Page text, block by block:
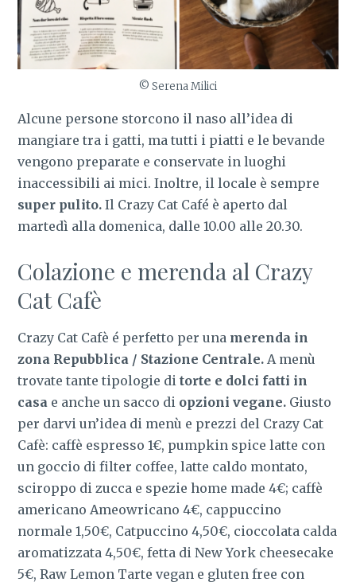
© Serena Milici
Alcune persone storcono il naso all’idea di
mangiare tra i gatti, ma tutti i piatti e le bevande
vengono preparate e conservate in luoghi
inaccessibili ai mici. Inoltre, il locale è sempre
super pulito.Il Crazy Cat Café è aperto dal
martedì alla domenica, dalle 10.00 alle 20.30.
Colazione e merenda al Crazy
Cat Cafè
Crazy Cat Cafè é perfetto per una merenda in
zona Repubblica / Stazione Centrale.A menù
trovate tante tipologie ditorte e dolci fatti in
casa e anche un sacco di opzioni vegane. Giusto
per darvi un’idea di menù e prezzi del Crazy Cat
Cafè: caffè espresso 1€, pumpkin spice latte con
un goccio di filter coffee, latte caldo montato,
sciroppo di zucca e spezie home made 4€; caffè
americano Ameowricano 4€, cappuccino
normale 1,50€, Catpuccino 4,50€, cioccolata calda
aromatizzata 4,50€, fetta di New York cheesecake
5€, Raw Lemon Tarte vegan e gluten free con